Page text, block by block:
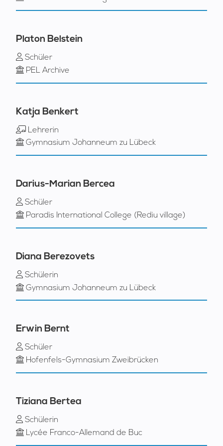
Platon Belstein
Schüler
PEL Archive
Katja Benkert
Lehrerin
Gymnasium Johanneum zu Lübeck
Darius-Marian Bercea
Schüler
Paradis International College (Rediu village)
Diana Berezovets
Schülerin
Gymnasium Johanneum zu Lübeck
Erwin Bernt
Schüler
Hofenfels-Gymnasium Zweibrücken
Tiziana Bertea
Schülerin
Lycée Franco-Allemand de Buc